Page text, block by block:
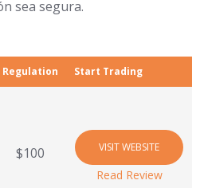
sea segura.
Regulation Start Trading
$100 VISIT WEBSITE
Read Review